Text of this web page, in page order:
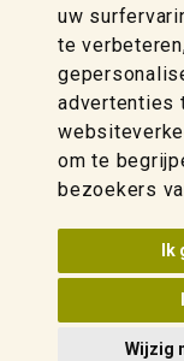
uw
te
advertenties
om te
bezoekers
Wijzig
Update cookies
Privacy Policy